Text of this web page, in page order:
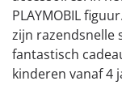
PLAYMOBIL
zijn razendsnelle
fantastisch
kinderen vanaf 4